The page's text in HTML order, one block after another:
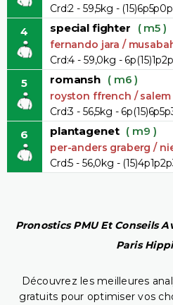
Crd:2 - 59,5kg -
4 special fighter ( m5 )
fernando jara /
Crd:4 - 59,0kg -
5 romansh ( m6 )
royston ffrench /
Crd:3 - 56,5kg -
6 plantagenet ( m9 )
per-anders graberg /
Crd:5 - 56,0kg -
Pronostics PMU Et Conseils
Paris
Découvrez les meilleures
gratuits pour optimiser vos